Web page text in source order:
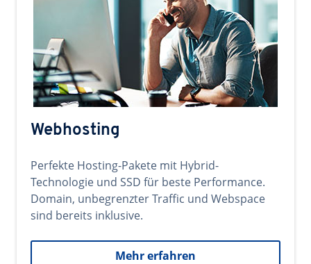
Webhosting
Perfekte Hosting-Pakete mit Hybrid-
Technologie und SSD für beste Performance.
Domain, unbegrenzter Traffic und Webspace
sind bereits inklusive.
Mehr erfahren